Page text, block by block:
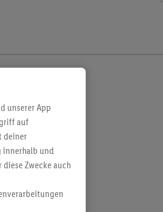
unserer App
auf
deiner
innerhalb und
Zwecke auch